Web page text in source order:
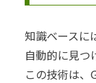
知識ベースに
自動的に見つ
この技術は